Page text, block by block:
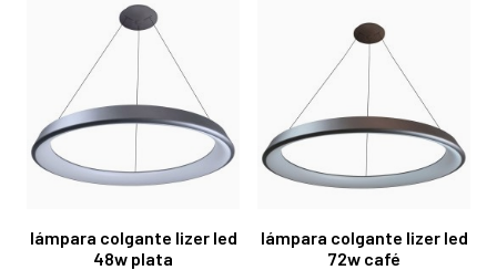
lámpara colgante lizer led
48w plata
lámpara colgante lizer led
72w café